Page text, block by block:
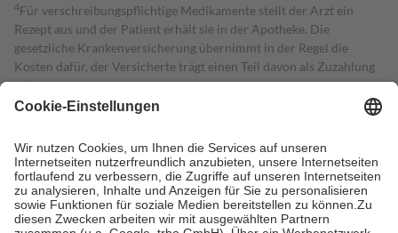
4Für verschreibungspflichtige Medikamente stellt der Arzt ein
Rezept aus und der Patient erhält sie in der Apotheke. Die
gesetzliche Krankenversicherung übernimmt in der Regel die
Kosten dafür, der Versicherte trägt einen Teil davon als Zuzahlung
mit.
Grundsätzlich leisten Mitglieder Zuzahlungen in Höhe von zehn
höchstens zehn Euro.
Es sind jedoch nie mehr als die tatsächlichen
Kosten der Leistung zu entrichten.
Diese Regeln gelten grundsätzlich auch für Online-Apotheken.
Bei Heilmitteln und häuslicher Krankenpflege beträgt die
Zuzahlung zehn Prozent der Kosten sowie zehn Euro je